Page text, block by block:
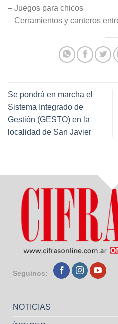
– Juegos para chicos
– Cerramientos y canteros
Se pondrá en marcha el
Sistema Integrado de
Gestión (GESTO) en la
localidad de San Javier
Seguinos:
NOTICIAS